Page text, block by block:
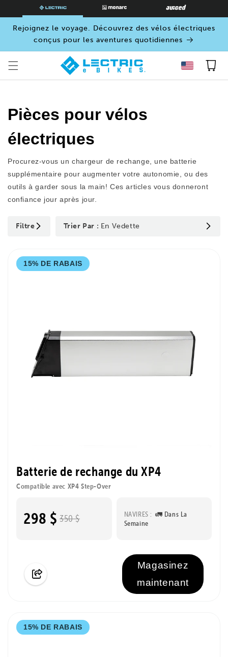
SKIP TO
CONTENT
Rejoignez le voyage. Découvrez des vélos électriques
conçus pour les aventures quotidiennes
Panier
Pièces pour vélos
électriques
Procurez-vous un chargeur de rechange, une batterie
supplémentaire pour augmenter votre autonomie, ou des
outils à garder sous la main! Ces articles vous donneront
confiance jour après jour.
Filtre Trier Par : En Vedette
15% DE RABAIS
Batterie de rechange du XP4
Compatible avec XP4 Step-Over
298 $ 350 $ NAVIRES : 🚛 Dans La
Semaine
Magasinez
maintenant
15% DE RABAIS